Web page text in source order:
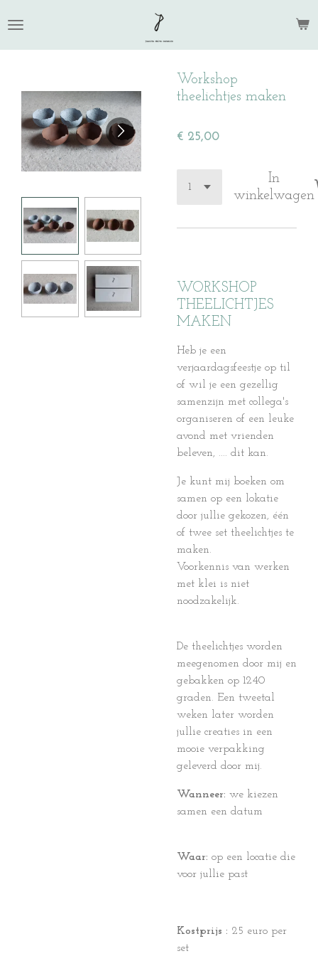
direct
naar
Workshop
theelichtjes maken
€ 25,00
In
winkelwagen
WORKSHOP
THEELICHTJES
MAKEN
Heb je een
verjaardagsfeestje op til
of wil je een gezellig
samenzijn met collega's
organiseren of een leuke
avond met vrienden
beleven, .... dit kan.
Je kunt mij boeken om
samen op een lokatie
door jullie gekozen, één
of twee set theelichtjes te
maken.
Voorkennis van werken
met klei is niet
noodzakelijk.
De theelichtjes worden
meegenomen door mij en
gebakken op 1240
graden. Een tweetal
weken later worden
jullie creaties in een
mooie verpakking
geleverd door mij.
Wanneer: we kiezen
samen een datum
Waar: op een locatie die
voor jullie past
Kostprijs : 25 euro per
set